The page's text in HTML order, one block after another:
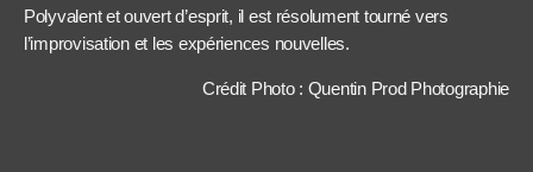
Polyvalent et ouvert d’esprit, il est résolument tourné vers
l’improvisation et les expériences nouvelles.
Crédit Photo : Quentin Prod Photographie